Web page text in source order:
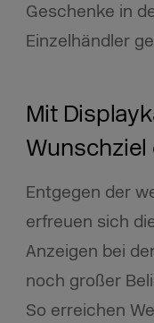
Geschenke in
Einzelhändler
Mit
Entgegen der
erfreuen sich
Anzeigen bei
noch großer
So erreichen